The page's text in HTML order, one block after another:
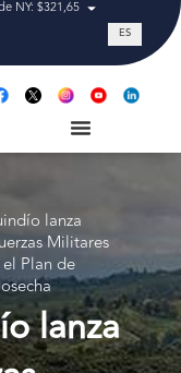
NY: $321,65 Tasa de
ES
lanza
Militares
Plan de
lanza